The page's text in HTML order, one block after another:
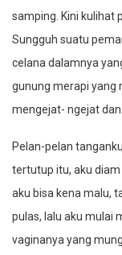
samping. Kini kulihat
Sungguh suatu
celana dalamnya
gunung merapi yang
mengejat- ngejat
Pelan-pelan
tertutup itu, aku
aku bisa kena malu,
pulas, lalu aku mulai
vaginanya yang